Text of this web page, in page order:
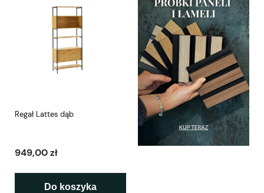
Regał Lattes dąb
949,00 zł
Do koszyka